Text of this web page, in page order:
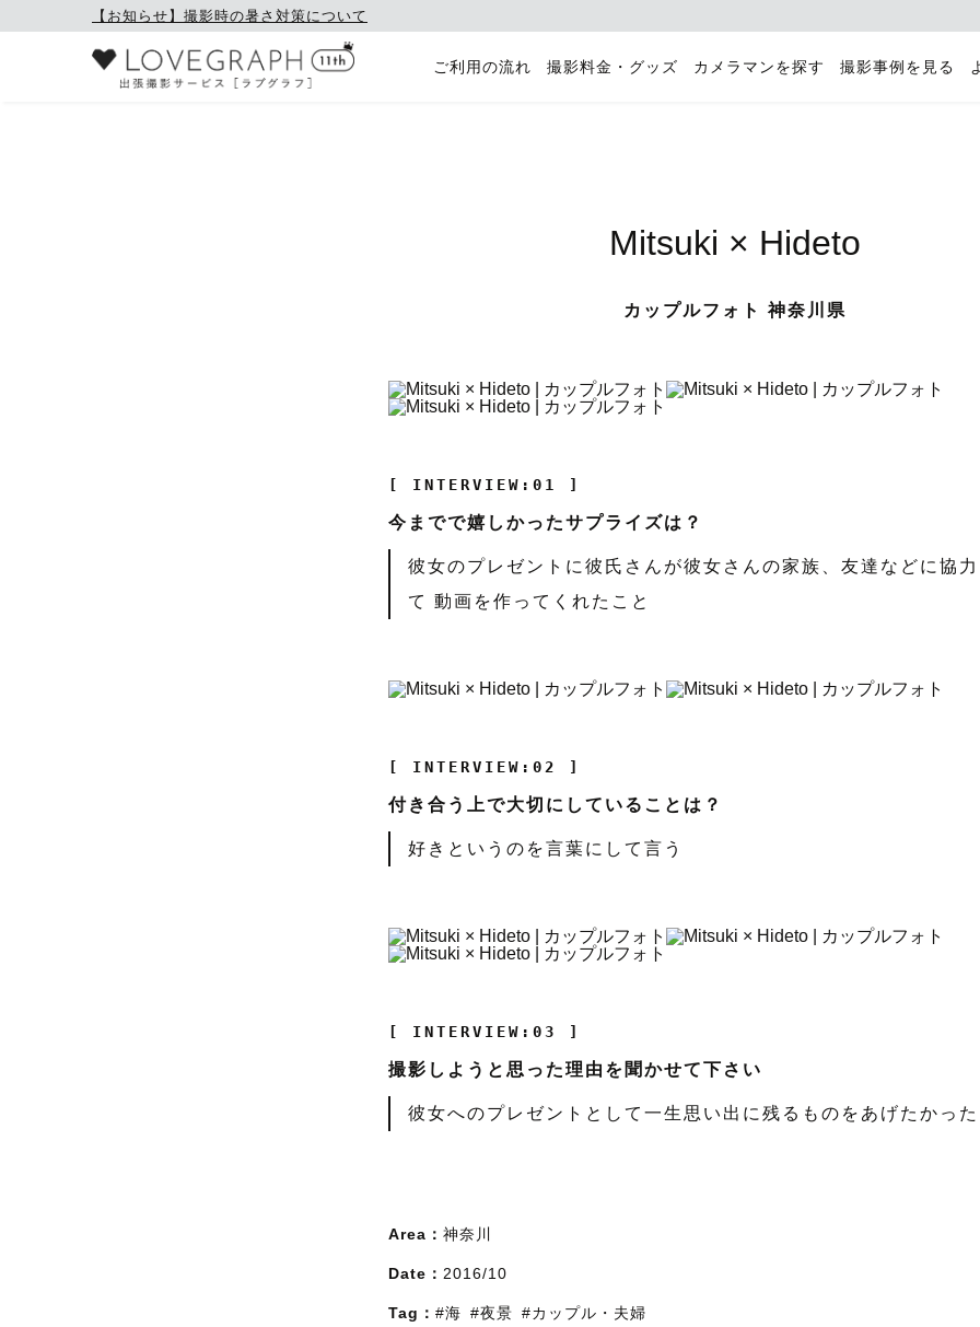
【お知らせ】撮影時の暑さ対策について
ご利用の流れ 撮影料金・グッズ カメラマンを探す 撮影事例を見る
Mitsuki × Hideto
カップルフォト 神奈川県
[ INTERVIEW:01 ]
今までで嬉しかったサプライズは？
彼女のプレゼントに彼氏さんが彼女さんの家族、友達などに協
て 動画を作ってくれたこと
[ INTERVIEW:02 ]
付き合う上で大切にしていることは？
好きというのを言葉にして言う
[ INTERVIEW:03 ]
撮影しようと思った理由を聞かせて下さい
彼女へのプレゼントとして一生思い出に残るものをあげたかった
Area： 神奈川
Date： 2016/10
Tag： #海 #夜景 #カップル・夫婦